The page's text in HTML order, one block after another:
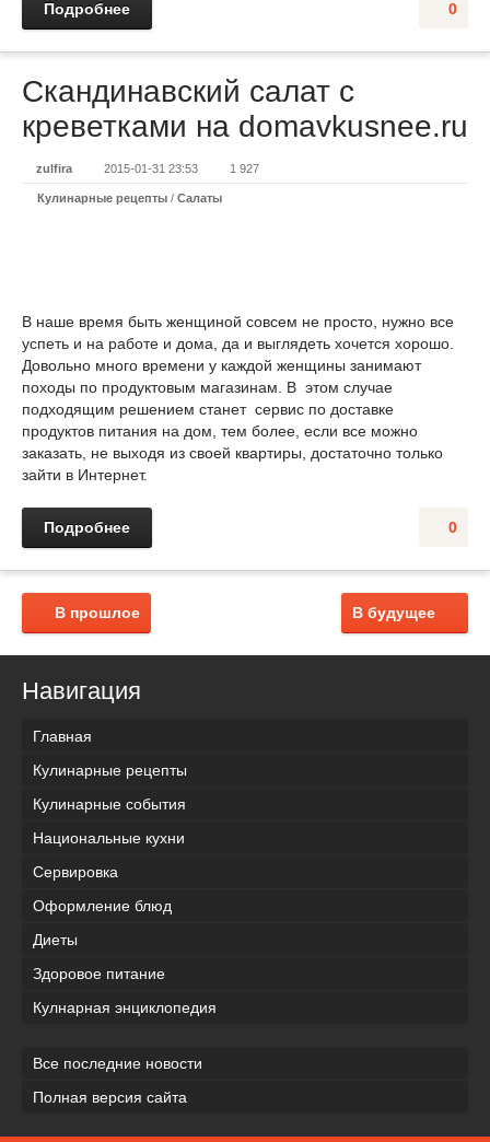
0
Подробнее
Скандинавский салат с
креветками на domavkusnee.ru
zulfira 2015-01-31 23:53 1 927
Кулинарные рецепты / Салаты
В наше время быть женщиной совсем не просто, нужно все
успеть и на работе и дома, да и выглядеть хочется хорошо.
Довольно много времени у каждой женщины занимают
походы по продуктовым магазинам. В этом случае
подходящим решением станет сервис по доставке
продуктов питания на дом, тем более, если все можно
заказать, не выходя из своей квартиры, достаточно только
зайти в Интернет.
0
Подробнее
В будущее
В прошлое
Навигация
Главная
Кулинарные рецепты
Кулинарные события
Национальные кухни
Сервировка
Оформление блюд
Диеты
Здоровое питание
Кулнарная энциклопедия
Все последние новости
Полная версия сайта